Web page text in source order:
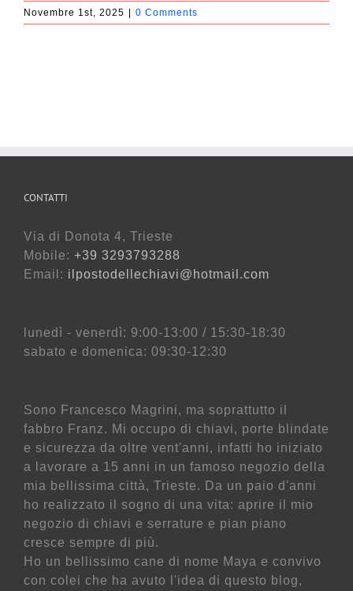
Novembre 1st, 2025 0 Comments
CONTATTI
Via di Donota 4, Trieste
Mobile: +39 3293793288
Email: ilpostodellechiavi@hotmail.com
lunedì - venerdì: 9:00-13:00 / 15:30-18:30
sabato e domenica: 09:30-12:30
Sono Francesco Magrini, ma soprattutto il
fabbro Franz. Mi occupo di chiavi, porte blindate
e sicurezza da oltre vent'anni, infatti ho iniziato
a lavorare a 15 anni in un famoso negozio della
mia bellissima città, Trieste. Da un paio d'anni
ho realizzato il sogno di una vita: aprire il mio
negozio di chiavi e serrature e pian piano
cresce sempre di più.
Ho un bellissimo cane di nome Maya e convivo
con colei che ha avuto l'idea di questo blog,